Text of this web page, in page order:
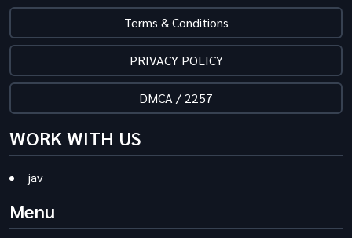
Terms & Conditions
PRIVACY POLICY
DMCA / 2257
WORK WITH US
jav
Menu